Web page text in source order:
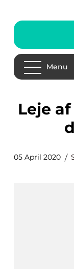
Menu
Leje af borde og stole til
05 April 2020